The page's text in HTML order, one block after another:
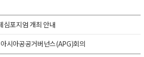
심포지엄 개최 안내
시아공공거버넌스(APG)회의